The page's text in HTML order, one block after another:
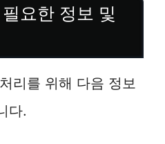
요한 정보 및
리를 위해 다음 정보
다.